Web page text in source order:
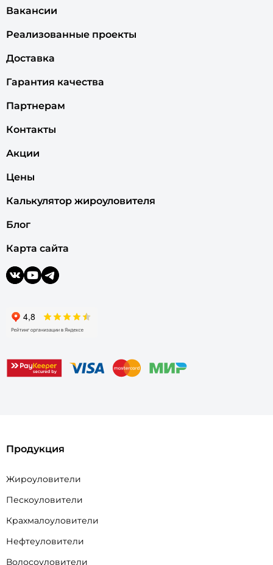
Вакансии
Реализованные проекты
Доставка
Гарантия качества
Партнерам
Контакты
Акции
Цены
Калькулятор жироуловителя
Блог
Карта сайта
Продукция
Жироуловители
Пескоуловители
Крахмалоуловители
Нефтеуловители
Волосоуловители